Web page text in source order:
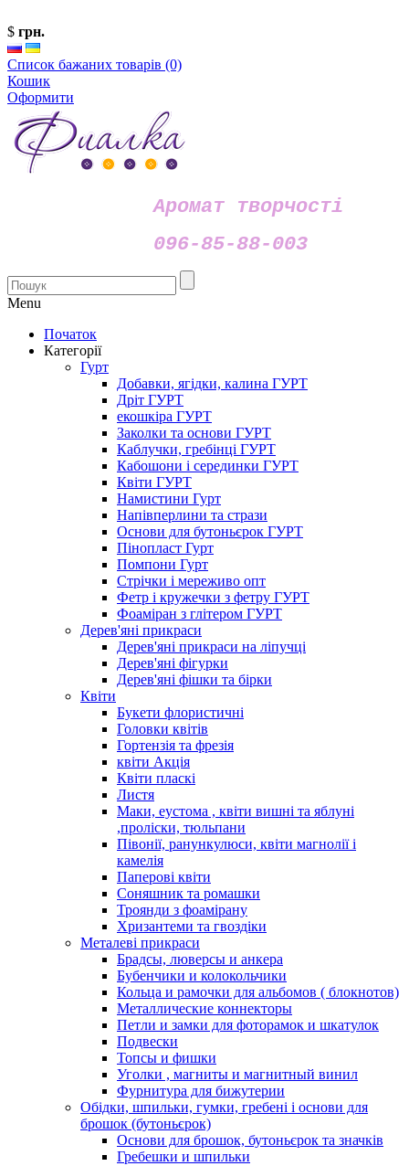
$ грн.
Список бажаних товарів (0)
Кошик
Оформити
Аромат творчості
096-85-88-003
Menu
Початок
Категорії
Гурт
Добавки, ягідки, калина ГУРТ
Дріт ГУРТ
екошкіра ГУРТ
Заколки та основи ГУРТ
Каблучки, гребінці ГУРТ
Кабошони і серединки ГУРТ
Квіти ГУРТ
Намистини Гурт
Напівперлини та стрази
Основи для бутоньєрок ГУРТ
Пінопласт Гурт
Помпони Гурт
Стрічки і мереживо опт
Фетр і кружечки з фетру ГУРТ
Фоаміран з глітером ГУРТ
Дерев'яні прикраси
Дерев'яні прикраси на ліпучці
Дерев'яні фігурки
Дерев'яні фішки та бірки
Квіти
Букети флористичні
Головки квітів
Гортензія та фрезія
квіти Акція
Квіти пласкі
Листя
Маки, еустома , квіти вишні та яблуні
,проліски, тюльпани
Півонії, ранункулюси, квіти магнолії і
камелія
Паперові квіти
Соняшник та ромашки
Троянди з фоамірану
Хризантеми та гвоздіки
Металеві прикраси
Брадсы, люверсы и анкера
Бубенчики и колокольчики
Кольца и рамочки для альбомов ( блокнотов)
Металлические коннекторы
Петли и замки для фоторамок и шкатулок
Подвески
Топсы и фишки
Уголки , магниты и магнитный винил
Фурнитура для бижутерии
Обідки, шпильки, гумки, гребені і основи для
брошок (бутоньєрок)
Основи для брошок, бутоньєрок та значків
Гребешки и шпильки